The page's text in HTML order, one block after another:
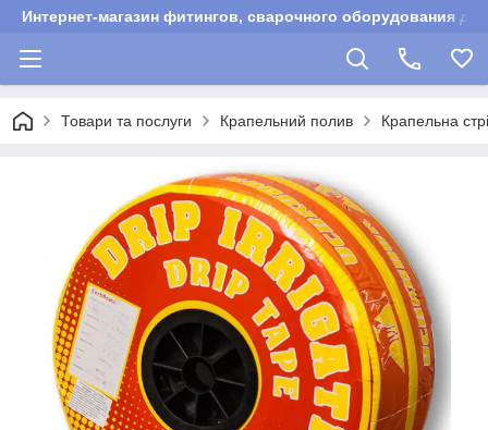
Интернет-магазин фитингов, сварочного оборудования
Товари та послуги Крапельний полив Крапельна